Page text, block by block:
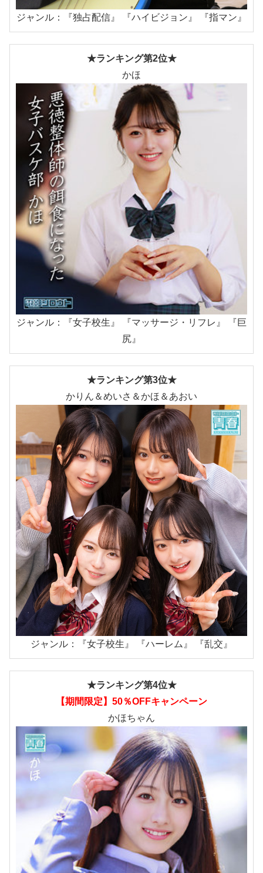
ジャンル：『独占配信』 『ハイビジョン』 『指マン』
★ランキング第2位★
かほ
ジャンル：『女子校生』 『マッサージ・リフレ』 『巨
尻』
★ランキング第3位★
かりん＆めいさ＆かほ＆あおい
ジャンル：『女子校生』 『ハーレム』 『乱交』
★ランキング第4位★
【期間限定】50％OFFキャンペーン
かほちゃん